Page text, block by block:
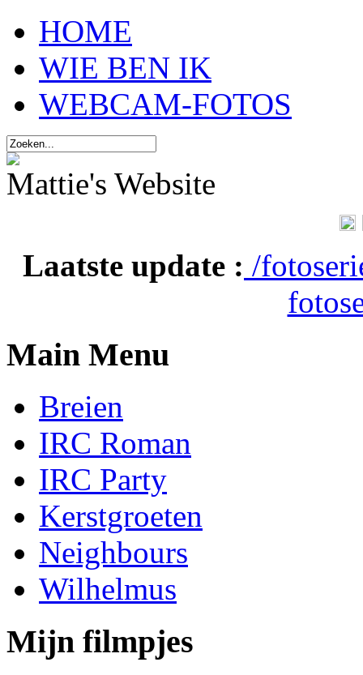
HOME
WIE BEN IK
WEBCAM-FOTOS
Mattie's Website
Laatste update : /
Main Menu
Breien
IRC Roman
IRC Party
Kerstgroeten
Neighbours
Wilhelmus
Mijn filmpjes